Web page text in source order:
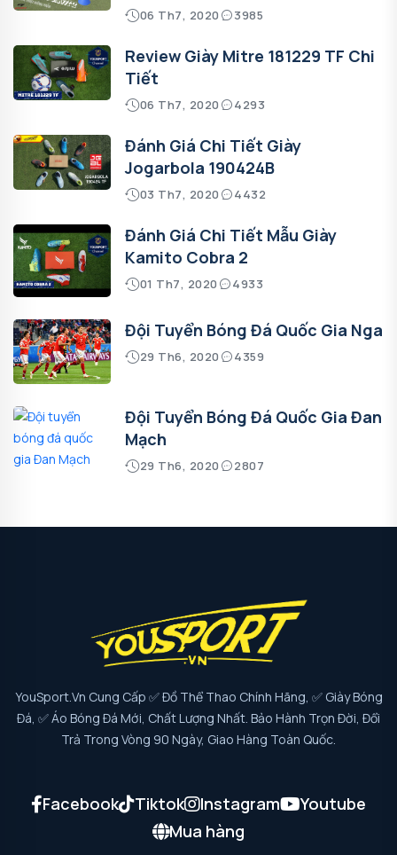
06 Th7, 2020 3985
Review Giày Mitre 181229 TF Chi
Tiết
06 Th7, 2020 4293
Đánh Giá Chi Tiết Giày
Jogarbola 190424B
03 Th7, 2020 4432
Đánh Giá Chi Tiết Mẫu Giày
Kamito Cobra 2
01 Th7, 2020 4933
Đội Tuyển Bóng Đá Quốc Gia Nga
29 Th6, 2020 4359
Đội Tuyển Bóng Đá Quốc Gia Đan
Mạch
29 Th6, 2020 2807
YouSport.vn Cung Cấp ✅ Đồ Thể Thao Chính Hãng, ✅ Giày Bóng
Đá, ✅ Áo Bóng Đá Mới, Chất Lượng Nhất. Bảo Hành Trọn Đời, Đổi
Trả Trong Vòng 90 Ngày, Giao Hàng Toàn Quốc.
Facebook Tiktok Instagram
Youtube
Mua hàng